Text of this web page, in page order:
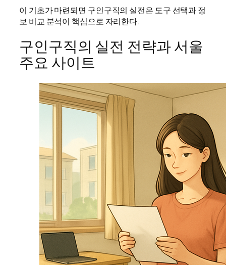
이 기초가 마련되면 구인구직의 실전은 도구 선택과 정
보 비교 분석이 핵심으로 자리한다.
구인구직의 실전 전략과 서울
주요 사이트